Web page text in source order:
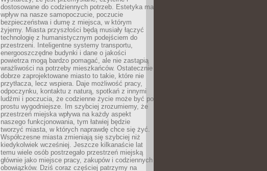
dostosowane do codziennych potrzeb. Estetyka ma
wpływ na nasze samopoczucie, poczucie
bezpieczeństwa i dumę z miejsca, w którym
żyjemy. Miasta przyszłości będą musiały łączyć
technologię z humanistycznym podejściem do
przestrzeni. Inteligentne systemy transportu,
energooszczędne budynki i dane o jakości
powietrza mogą bardzo pomagać, ale nie zastąpią
wrażliwości na potrzeby mieszkańców. Ostatecznie
dobrze zaprojektowane miasto to takie, które nie
przytłacza, lecz wspiera. Daje możliwość pracy,
odpoczynku, kontaktu z naturą, spotkań z innymi
ludźmi i poczucia, że codzienne życie może być po
prostu wygodniejsze. Im szybciej zrozumiemy, że
przestrzeń miejska wpływa na każdy aspekt
naszego funkcjonowania, tym łatwiej będzie
tworzyć miasta, w których naprawdę chce się żyć.
Współczesne miasta zmieniają się szybciej niż
kiedykolwiek wcześniej. Jeszcze kilkanaście lat
temu wiele osób postrzegało przestrzeń miejską
głównie jako miejsce pracy, zakupów i codziennych
obowiązków. Dziś coraz częściej patrzymy na